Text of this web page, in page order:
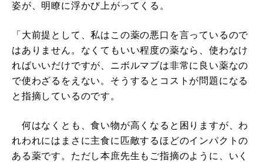
姿が、明瞭に浮かび上がってくる。
「大前提として、私はこの薬の悪口を言っているので
はありません。なくてもいい程度の薬なら、使わなけ
ればいいだけですが、ニボルマブは非常に良い薬なの
で使わざるをえない。そうするとコストが問題になる
と指摘しているのです。
何はなくとも、食い物が高くなると困りますが、わ
れわれにはまさに主食に匹敵するほどのインパクトの
ある薬です。ただし本庶先生もご指摘のように、いく